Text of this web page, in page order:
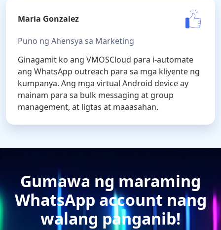
Maria Gonzalez
Puno ng Ahensya sa Marketing
Ginagamit ko ang VMOSCloud para i-automate
ang WhatsApp outreach para sa mga kliyente ng
kumpanya. Ang mga virtual Android device ay
mainam para sa bulk messaging at group
management, at ligtas at maaasahan.
Gumawa ng maraming
WhatsApp account nang
walang panganib!